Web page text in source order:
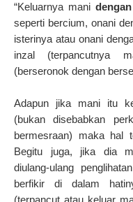
“Keluarnya mani
seperti bercium, onani
isterinya atau onani
inzal (terpancutnya
(berseronok dengan
Adapun jika mani itu
(bukan disebabkan
bermesraan) maka hal
Begitu juga, jika dia
diulang-ulang
berfikir di dalam